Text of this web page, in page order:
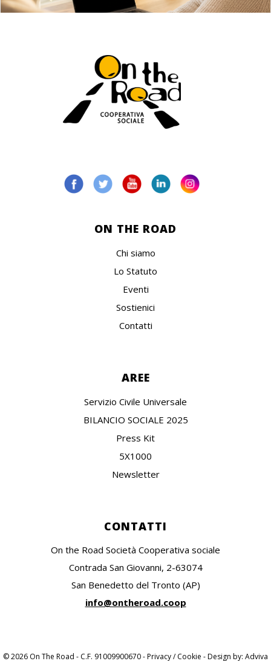
ON THE ROAD
Chi siamo
Lo Statuto
Eventi
Sostienici
Contatti
AREE
Servizio Civile Universale
BILANCIO SOCIALE 2025
Press Kit
5X1000
Newsletter
CONTATTI
On the Road Società Cooperativa sociale
Contrada San Giovanni, 2-63074
San Benedetto del Tronto (AP)
info@ontheroad.coop
© 2026 On The Road - C.F. 91009900670 -Privacy / Cookie - Design by: Adviva